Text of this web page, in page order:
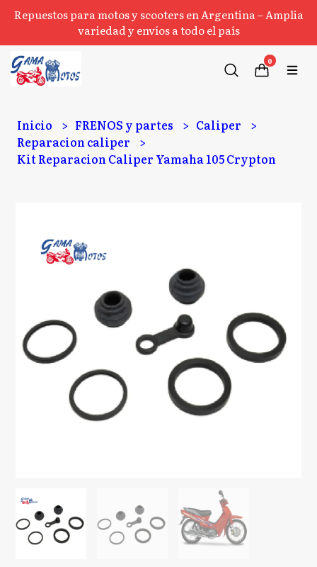
Repuestos para motos y scooters en Argentina – Amplia
variedad y envíos a todo el país
0
Inicio FRENOS y partes
Caliper
Reparacion caliper
Kit Reparacion Caliper Yamaha 105 Crypton